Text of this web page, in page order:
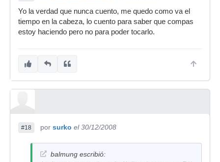
Yo la verdad que nunca cuento, me quedo como va el
tiempo en la cabeza, lo cuento para saber que compas
estoy haciendo pero no para poder tocarlo.
#18 por surko el 30/12/2008
balmung escribió: